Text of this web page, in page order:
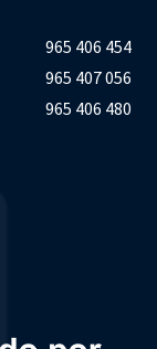
965 406 454
965 407 056
965 406 480